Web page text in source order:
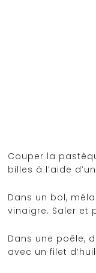
Couper la
billes à l’aide
Dans un bol,
vinaigre. Saler et
Dans une poêle,
avec un filet